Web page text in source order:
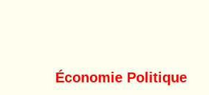
Économie Politique